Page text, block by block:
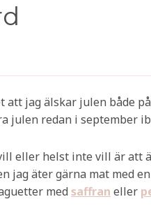
jag älskar julen både
julen redan i september
eller helst inte vill är att
äter gärna mat med
med saffran eller